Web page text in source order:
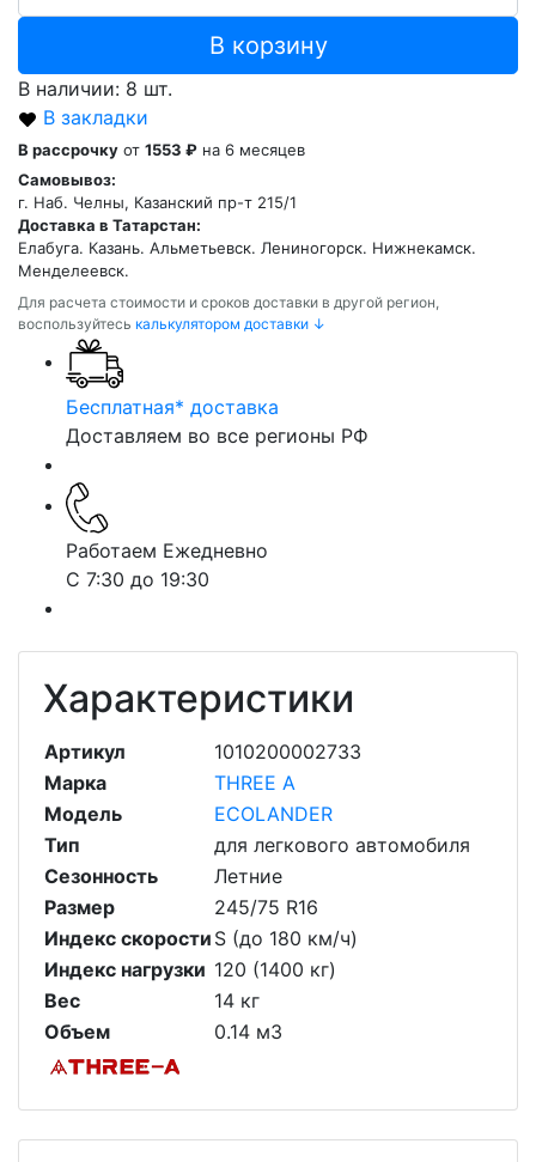
В корзину
В наличии: 8 шт.
В закладки
В рассрочку от 1553 ₽ на 6 месяцев
Самовывоз:
г. Наб. Челны, Казанский пр-т 215/1
Доставка в Татарстан:
Елабуга. Казань. Альметьевск. Лениногорск. Нижнекамск.
Менделеевск.
Для расчета стоимости и сроков доставки в другой регион,
воспользуйтесь калькулятором доставки ↓
Бесплатная* доставка
Доставляем во все регионы РФ
Работаем Ежедневно
С 7:30 до 19:30
Характеристики
Артикул
1010200002733
Марка
THREE A
Модель
ECOLANDER
Тип
для легкового автомобиля
Сезонность
Летние
Размер
245/75 R16
Индекс скорости S (до 180 км/ч)
Индекс нагрузки 120 (1400 кг)
Вес
14 кг
Объем
0.14 м3